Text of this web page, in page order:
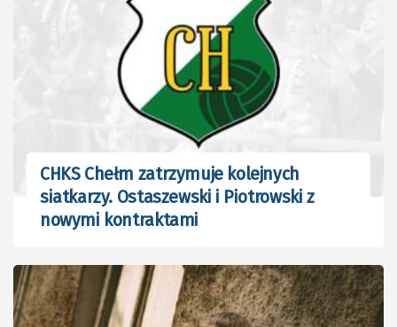
CHKS Chełm zatrzymuje kolejnych
siatkarzy. Ostaszewski i Piotrowski z
nowymi kontraktami